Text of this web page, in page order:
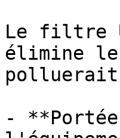
Le filtre
élimine le
-